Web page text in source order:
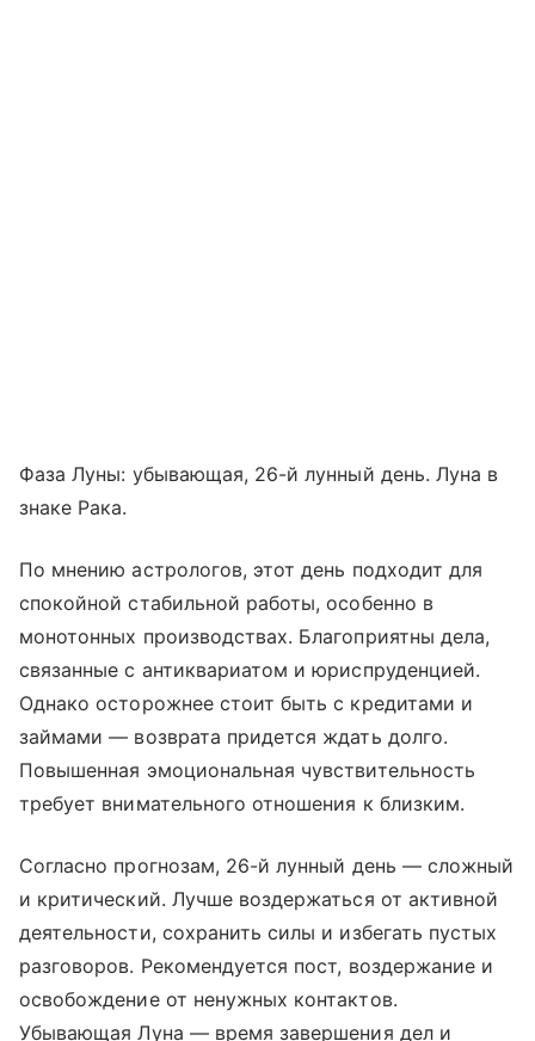
Фаза Луны: убывающая, 26-й лунный день. Луна в
знаке Рака.
По мнению астрологов, этот день подходит для
спокойной стабильной работы, особенно в
монотонных производствах. Благоприятны дела,
связанные с антиквариатом и юриспруденцией.
Однако осторожнее стоит быть с кредитами и
займами — возврата придется ждать долго.
Повышенная эмоциональная чувствительность
требует внимательного отношения к близким.
Согласно прогнозам, 26-й лунный день — сложный
и критический. Лучше воздержаться от активной
деятельности, сохранить силы и избегать пустых
разговоров. Рекомендуется пост, воздержание и
освобождение от ненужных контактов.
Убывающая Луна — время завершения дел и